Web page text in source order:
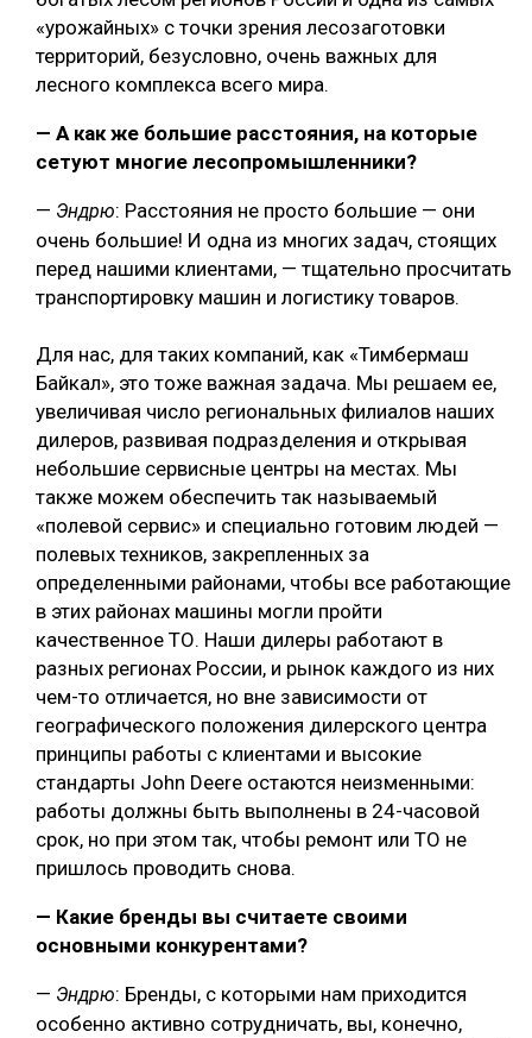
«урожайных» с точки зрения лесозаготовки
территорий, безусловно, очень важных для
лесного комплекса всего мира.
— А как же большие расстояния, на которые
сетуют многие лесопромышленники?
— Эндрю: Расстояния не просто большие — они
очень большие! И одна из многих задач, стоящих
перед нашими клиентами, — тщательно просчитать
транспортировку машин и логистику товаров.
Для нас, для таких компаний, как «Тимбермаш
Байкал», это тоже важная задача. Мы решаем ее,
увеличивая число региональных филиалов наших
дилеров, развивая подразделения и открывая
небольшие сервисные центры на местах. Мы
также можем обеспечить так называемый
«полевой сервис» и специально готовим людей —
полевых техников, закрепленных за
определенными районами, чтобы все работающие
в этих районах машины могли пройти
качественное ТО. Наши дилеры работают в
разных регионах России, и рынок каждого из них
чем-то отличается, но вне зависимости от
географического положения дилерского центра
принципы работы с клиентами и высокие
стандарты John Deere остаются неизменными:
работы должны быть выполнены в 24-часовой
срок, но при этом так, чтобы ремонт или ТО не
пришлось проводить снова.
— Какие бренды вы считаете своими
основными конкурентами?
— Эндрю: Бренды, с которыми нам приходится
особенно активно сотрудничать, вы, конечно,